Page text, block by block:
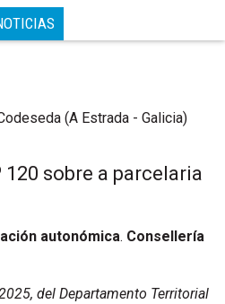
(A Estrada - Galicia)
120 sobre a parcelaria
autonómica. Consellería
del Departamento Territorial